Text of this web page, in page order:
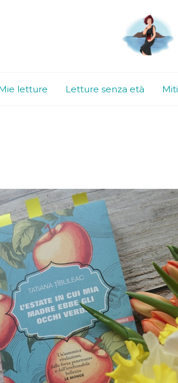
letture Letture senza età Miti